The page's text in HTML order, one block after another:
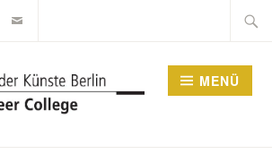
Suche
MENÜ